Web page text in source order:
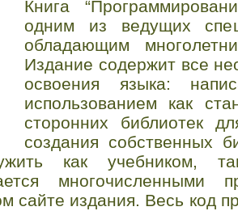
Книга
одним из ведущих
обладающим
Издание содержит все
освоения языка:
использованием как
сторонних библиотек
создания собственных
как учебником,
многочисленными
сайте издания. Весь код